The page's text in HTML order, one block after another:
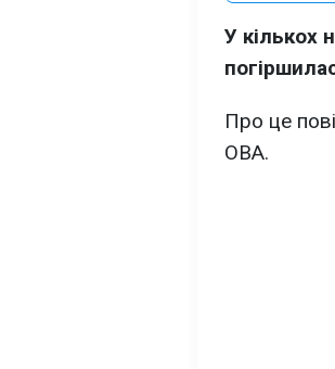
У кількох
Про це
ОВА.